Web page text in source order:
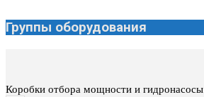
Группы оборудования
Коробки отбора мощности и гидронасосы